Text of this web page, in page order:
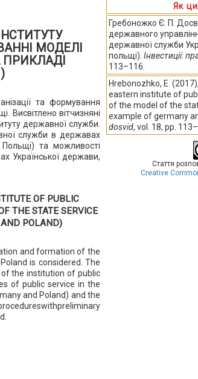
МОДЕЛІ
та формування
Висвітлено вітчизняні
державної служби.
служби в державах
та можливості
Української держави,
OF PUBLIC
THE STATE SERVICE
POLAND)
and formation of the
is considered. The
the institution of public
of public service in the
and Poland) and the
Як
Гребоножко Є. П.
державного
державної служби
польщі). Інвестиції:
113–116.
Hrebonozhko, E.
eastern institute of
of the model of the
example of germany
dosvid, vol. 18, pp.
Стаття
Creative